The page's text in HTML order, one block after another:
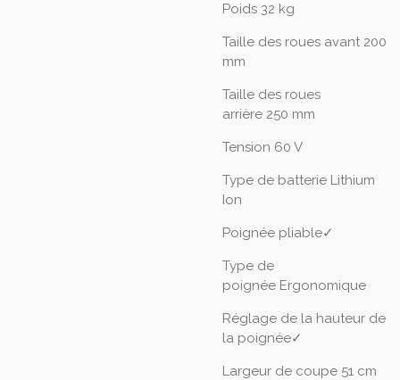
Poids 32 kg
Taille des roues avant 200
mm
Taille des roues
arrière 250 mm
Tension 60 V
Type de batterie Lithium
Ion
Poignée pliable✓
Type de
poignée Ergonomique
Réglage de la hauteur de
la poignée✓
Largeur de coupe 51 cm